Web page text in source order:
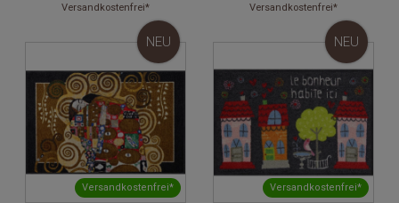
Versandkostenfrei*
Versandkostenfrei*
Versandkostenfrei*
NEU
Versandkostenfrei*
NEU